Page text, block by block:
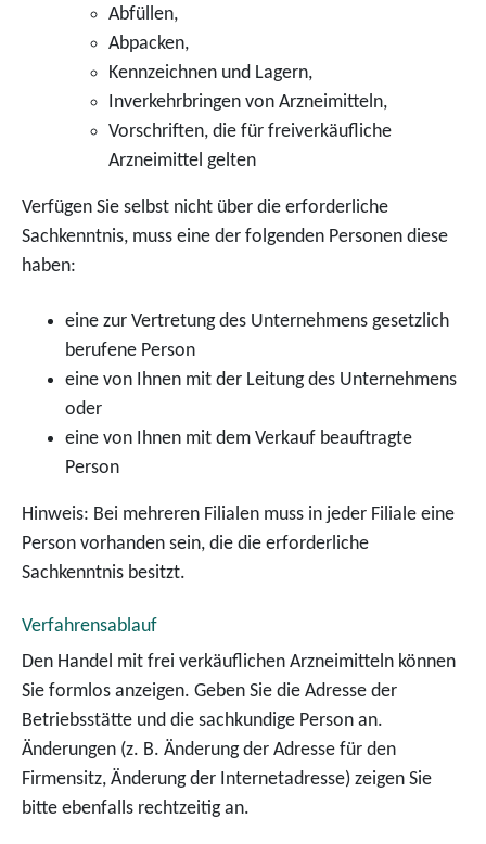
Abfüllen,
Abpacken,
Kennzeichnen und Lagern,
Inverkehrbringen von Arzneimitteln,
Vorschriften, die für freiverkäufliche
Arzneimittel gelten
Verfügen Sie selbst nicht über die erforderliche
Sachkenntnis, muss eine der folgenden Personen diese
haben:
eine zur Vertretung des Unternehmens gesetzlich
berufene Person
eine von Ihnen mit der Leitung des Unternehmens
oder
eine von Ihnen mit dem Verkauf beauftragte
Person
Hinweis: Bei mehreren Filialen muss in jeder Filiale eine
Person vorhanden sein, die die erforderliche
Sachkenntnis besitzt.
Verfahrensablauf
Den Handel mit frei verkäuflichen Arzneimitteln können
Sie formlos anzeigen. Geben Sie die Adresse der
Betriebsstätte und die sachkundige Person an.
Änderungen (z. B. Änderung der Adresse für den
Firmensitz, Änderung der Internetadresse) zeigen Sie
bitte ebenfalls rechtzeitig an.